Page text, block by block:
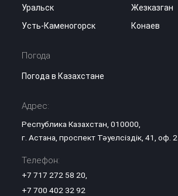
Уральск
Жезказган
Усть-Каменогорск
Конаев
Погода
Погода в Казахстане
Адрес:
Республика Казахстан, 010000,
г. Астана, проспект Тәуелсіздік, 41, оф.
Телефон:
+7 717 272 58 20
+7 700 402 32 92